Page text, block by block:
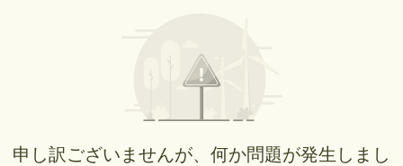
申し訳ございませんが、何か問題が発生しまし